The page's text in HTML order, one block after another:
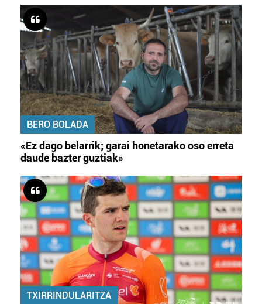
BERO BOLADA
«Ez dago belarrik; garai honetarako oso erreta
daude bazter guztiak»
TXIRRINDULARITZA